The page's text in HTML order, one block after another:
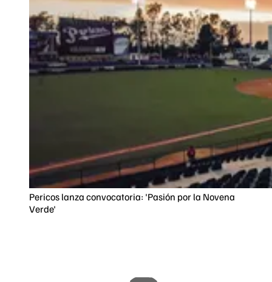
Pericos lanza convocatoria: 'Pasión por la Novena
Verde'